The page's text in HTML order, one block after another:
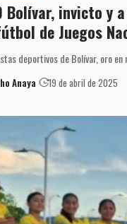
Bolívar, invicto y
de Juegos
deportivos de Bolívar, oro
Anaya 19 de abril de 2025